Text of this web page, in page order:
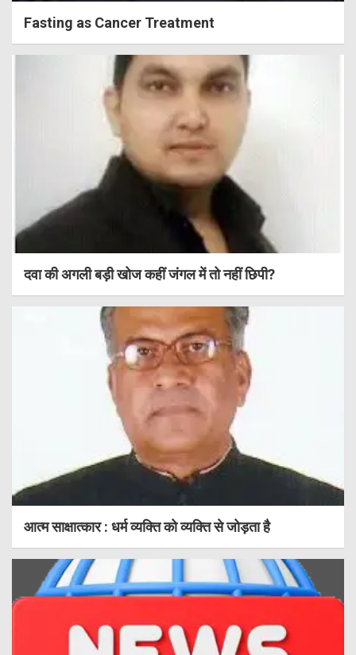
Fasting as Cancer Treatment
दवा की अगली बड़ी खोज कहीं जंगल में तो नहीं छिपी?
आत्म साक्षात्कार : धर्म व्यक्ति को व्यक्ति से जोड़ता है